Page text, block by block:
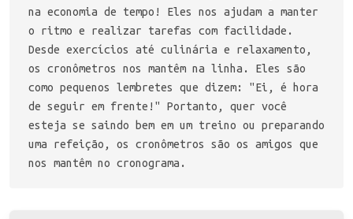
na economia de tempo! Eles nos ajudam a manter
o ritmo e realizar tarefas com facilidade.
Desde exercícios até culinária e relaxamento,
os cronômetros nos mantêm na linha. Eles são
como pequenos lembretes que dizem: "Ei, é hora
de seguir em frente!" Portanto, quer você
esteja se saindo bem em um treino ou preparando
uma refeição, os cronômetros são os amigos que
nos mantêm no cronograma.